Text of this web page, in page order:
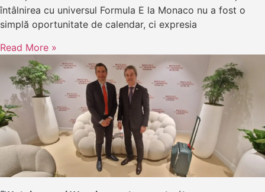
întâlnirea cu universul Formula E la Monaco nu a fost o
simplă oportunitate de calendar, ci expresia
Read More »